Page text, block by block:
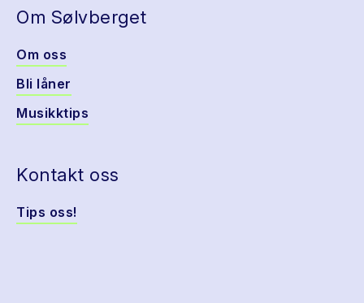
Om Sølvberget
Om oss
Bli låner
Musikktips
Kontakt oss
Tips oss!